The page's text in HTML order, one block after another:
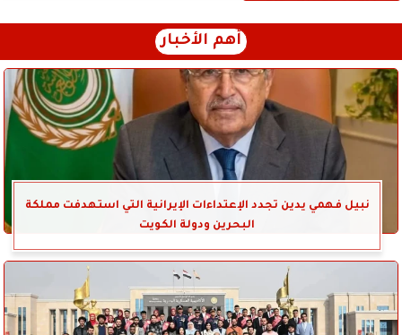
أهم الأخبار
نبيل فهمي يدين تجدد الإعتداءات الإيرانية التي استهدفت مملكة
البحرين ودولة الكويت